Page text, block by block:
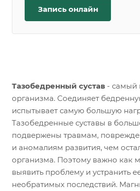
Запись онлайн
Тазобедренный сустав - самый
организма. Соединяет
испытывает самую большую
Тазобедренные суставы в
подвержены травмам,
и аномалиям развития, чем
организма. Поэтому важно как
выявить проблему и устранить
необратимых последствий.